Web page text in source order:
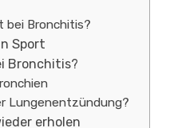
bei Bronchitis?
Sport
Bronchitis?
Lungenentzündung?
erholen